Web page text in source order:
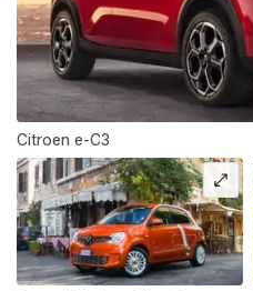
Citroen e-C3